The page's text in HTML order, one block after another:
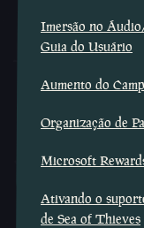
Imersão no
Guia do Usuário
Aumento do
Organização de
Microsoft
Ativando o
de Sea of Thieves